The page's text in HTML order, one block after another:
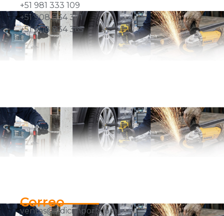
+51 981 333 109
+51 908 834 371
+51 908 834 365
Correo
ventas@fidicimport.com